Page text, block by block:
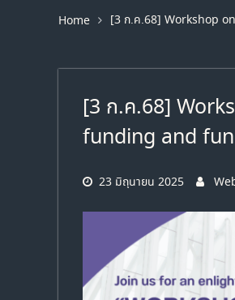
Home [3 ก.ค.68] Workshop
[3 ก.ค.68]
funding and
23 มิถุนายน 2025